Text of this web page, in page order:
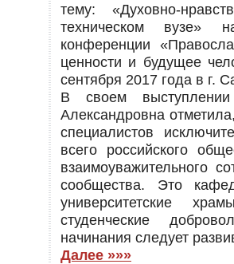
тему: «Духовно-
техническом вузе»
конференции
ценности и будущее
сентября 2017 года в г.
В своем
Александровна
специалистов
всего российского
взаимоуважительного
сообщества. Это
университетские
студенческие
начинания следует
Далее »»»